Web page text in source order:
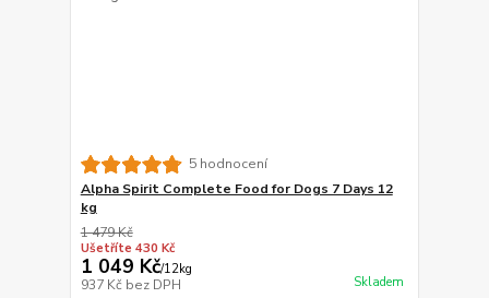
5 hodnocení
Alpha Spirit Complete Food for Dogs 7 Days 12
kg
1 479 Kč
Ušetříte 430 Kč
1 049 Kč/12kg
937 Kč bez DPH Skladem